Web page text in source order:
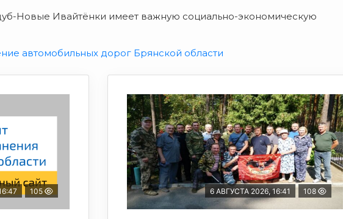
Новые Ивайтёнки имеет важную социально-экономическую
автомобильных дорог Брянской области
105 6 АВГУСТА 2026, 16:41 108